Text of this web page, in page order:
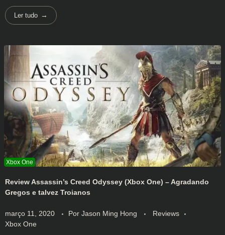
Ler tudo
Review Assassin’s Creed Odyssey (Xbox One) – Agradando
Gregos e talvez Troianos
março 11, 2020 Por Jason Ming Hong
Reviews
Xbox One